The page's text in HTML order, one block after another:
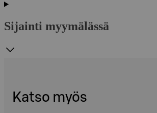
Sijainti myymälässä
Katso myös